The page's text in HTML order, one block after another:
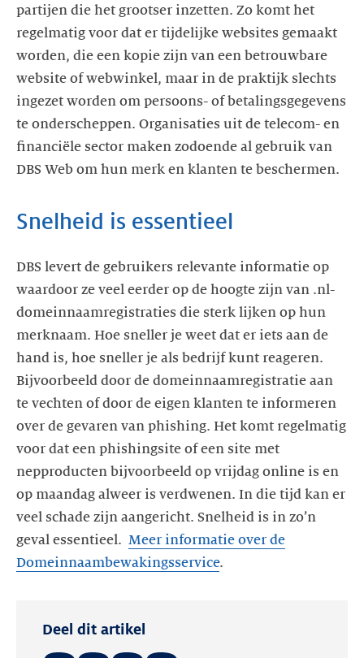
partijen die het grootser inzetten. Zo komt het
regelmatig voor dat er tijdelijke websites gemaakt
worden, die een kopie zijn van een betrouwbare
website of webwinkel, maar in de praktijk slechts
ingezet worden om persoons- of betalingsgegevens
te onderscheppen. Organisaties uit de telecom- en
financiële sector maken zodoende al gebruik van
DBS Web om hun merk en klanten te beschermen.
Snelheid is essentieel
DBS levert de gebruikers relevante informatie op
waardoor ze veel eerder op de hoogte zijn van .nl-
domeinnaamregistraties die sterk lijken op hun
merknaam. Hoe sneller je weet dat er iets aan de
hand is, hoe sneller je als bedrijf kunt reageren.
Bijvoorbeeld door de domeinnaamregistratie aan
te vechten of door de eigen klanten te informeren
over de gevaren van phishing. Het komt regelmatig
voor dat een phishingsite of een site met
nepproducten bijvoorbeeld op vrijdag online is en
op maandag alweer is verdwenen. In die tijd kan er
veel schade zijn aangericht. Snelheid is in zo’n
geval essentieel. Meer informatie over de
Domeinnaambewakingsservice.
Deel dit artikel